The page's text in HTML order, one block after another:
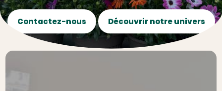
Contactez-nous Découvrir notre univers